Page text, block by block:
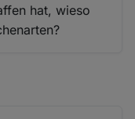
hat, wieso